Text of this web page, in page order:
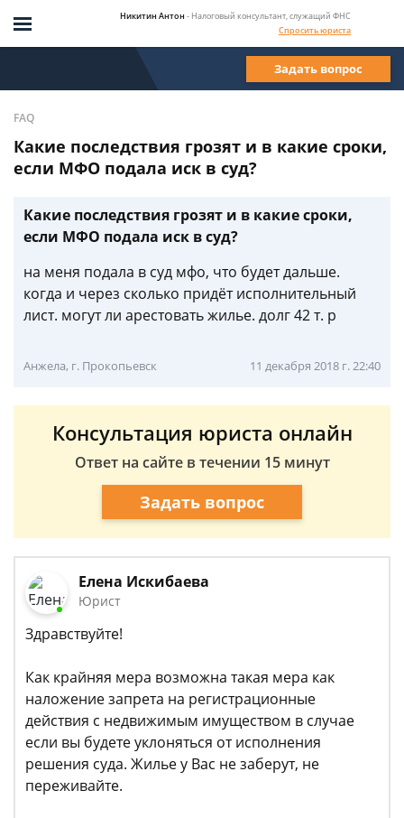
Никитин Антон - Налоговый консультант, служащий ФНС
Спросить юриста
Задать вопрос
FAQ
Какие последствия грозят и в какие сроки,
если МФО подала иск в суд?
Какие последствия грозят и в какие сроки,
если МФО подала иск в суд?
на меня подала в суд мфо, что будет дальше.
когда и через сколько придёт исполнительный
лист. могут ли арестовать жилье. долг 42 т. р
Анжела, г. Прокопьевск 11 декабря 2018 г. 22:40
Консультация юриста онлайн
Ответ на сайте в течении 15 минут
Задать вопрос
Елена Искибаева
Юрист
Здравствуйте!
Как крайняя мера возможна такая мера как
наложение запрета на регистрационные
действия с недвижимым имуществом в случае
если вы будете уклоняться от исполнения
решения суда. Жилье у Вас не заберут, не
переживайте.